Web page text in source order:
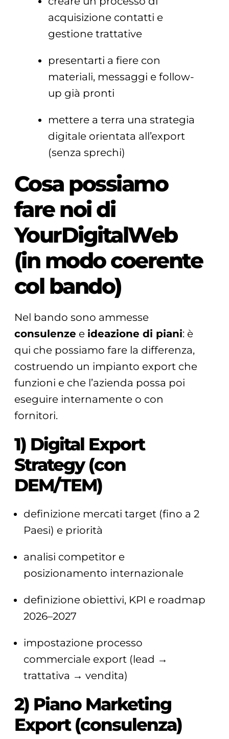
acquisizione contatti e
gestione trattative
presentarti a fiere con
materiali, messaggi e follow-
up già pronti
mettere a terra una strategia
digitale orientata all’export
(senza sprechi)
Cosa possiamo
fare noi di
YourDigitalWeb
(in modo coerente
col bando)
Nel bando sono ammesse
consulenze e ideazione di piani: è
qui che possiamo fare la differenza,
costruendo un impianto export che
funzioni e che l’azienda possa poi
eseguire internamente o con
fornitori.
1) Digital Export
Strategy (con
DEM/TEM)
definizione mercati target (fino a 2
Paesi) e priorità
analisi competitor e
posizionamento internazionale
definizione obiettivi, KPI e roadmap
2026–2027
impostazione processo
commerciale export (lead →
trattativa → vendita)
2) Piano Marketing
Export (consulenza)